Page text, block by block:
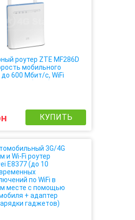
роутер ZTE MF286D
мобильного
600 Мбит/с, WiFi
1201 Мбит/с)
КУПИТЬ